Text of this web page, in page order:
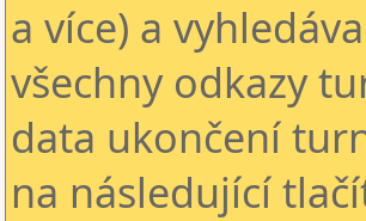
a více) a
všechny odkazy
data ukončení
na následující